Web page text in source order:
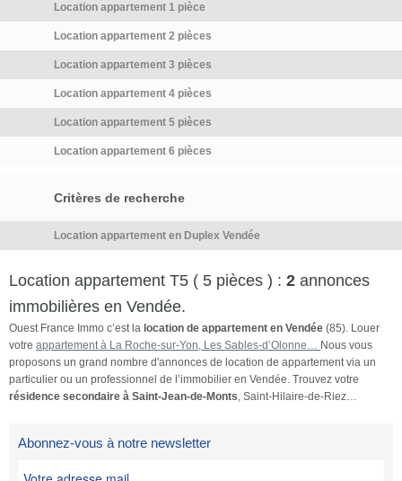
Location appartement 1 pièce
Location appartement 2 pièces
Location appartement 3 pièces
Location appartement 4 pièces
Location appartement 5 pièces
Location appartement 6 pièces
Critères de recherche
Location appartement en Duplex Vendée
Location appartement T5 ( 5 pièces ) : 2 annonces
immobilières en Vendée.
Ouest France Immo c’est la location de appartement en Vendée (85). Louer
votre appartement à La Roche-sur-Yon, Les Sables-d’Olonne… Nous vous
proposons un grand nombre d'annonces de location de appartement via un
particulier ou un professionnel de l’immobilier en Vendée. Trouvez votre
résidence secondaire à Saint-Jean-de-Monts, Saint-Hilaire-de-Riez…
Abonnez-vous à notre newsletter